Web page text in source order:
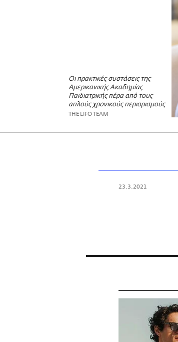
Οι πρακτικές συστάσεις της
Αμερικανικής Ακαδημίας
Παιδιατρικής πέρα από τους
απλούς χρονικούς περιορισμούς
THE LIFO TEAM
23.3.2021